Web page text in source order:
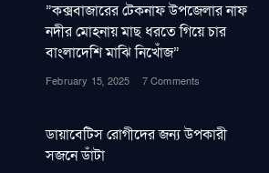
”কক্সবাজারের টেকনাফ উপজেলার নাফ
নদীর মোহনায় মাছ ধরতে গিয়ে চার
বাংলাদেশি মাঝি নিখোঁজ”
February 15, 2025 7 Comments
ডায়াবেটিস রোগীদের জন্য উপকারী
সজনে ডাঁটা